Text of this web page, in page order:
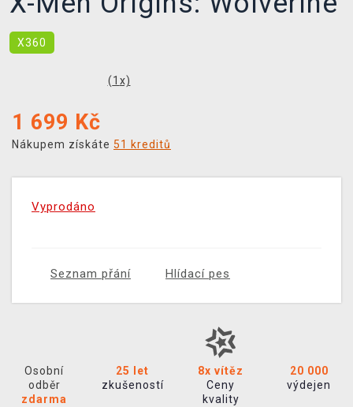
X360
(1 x)
1 699 Kč
Nákupem získáte 51 kreditů
Vyprodáno
Seznam přání Hlídací pes
Osobní
odběr
zdarma
25 let
zkušeností
8x vítěz
Ceny
kvality
20 000
výdejen